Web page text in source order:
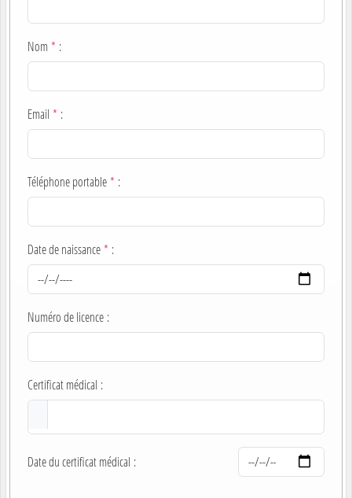
Nom * :
Email * :
Téléphone portable* :
Date de naissance* :
Numéro de licence :
Certificat médical :
Date du certificat médical :